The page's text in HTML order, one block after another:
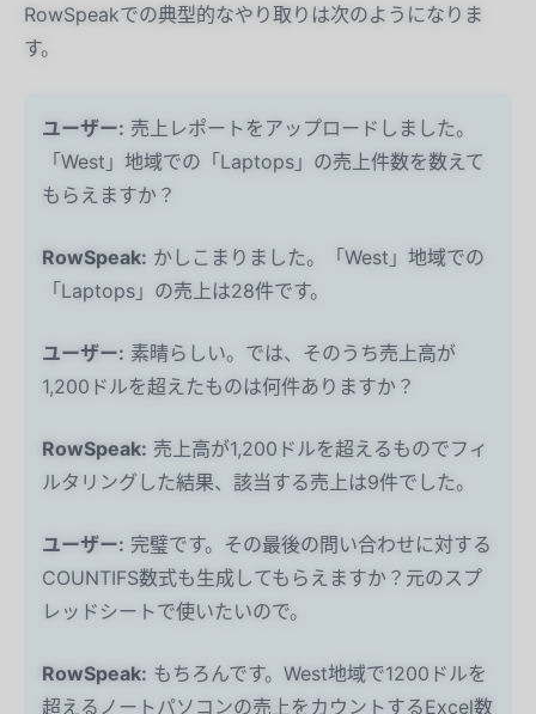
RowSpeakでの典型的なやり取りは次のようになりま
す。
ユーザー: 売上レポートをアップロードしました。
「West」地域での「Laptops」の売上件数を数えて
もらえますか？
RowSpeak: かしこまりました。「West」地域での
「Laptops」の売上は28件です。
ユーザー: 素晴らしい。では、そのうち売上高が
1,200ドルを超えたものは何件ありますか？
RowSpeak: 売上高が1,200ドルを超えるものでフィ
ルタリングした結果、該当する売上は9件でした。
ユーザー: 完璧です。その最後の問い合わせに対する
COUNTIFS数式も生成してもらえますか？元のスプ
レッドシートで使いたいので。
RowSpeak: もちろんです。West地域で1200ドルを
超えるノートパソコンの売上をカウントするExcel数